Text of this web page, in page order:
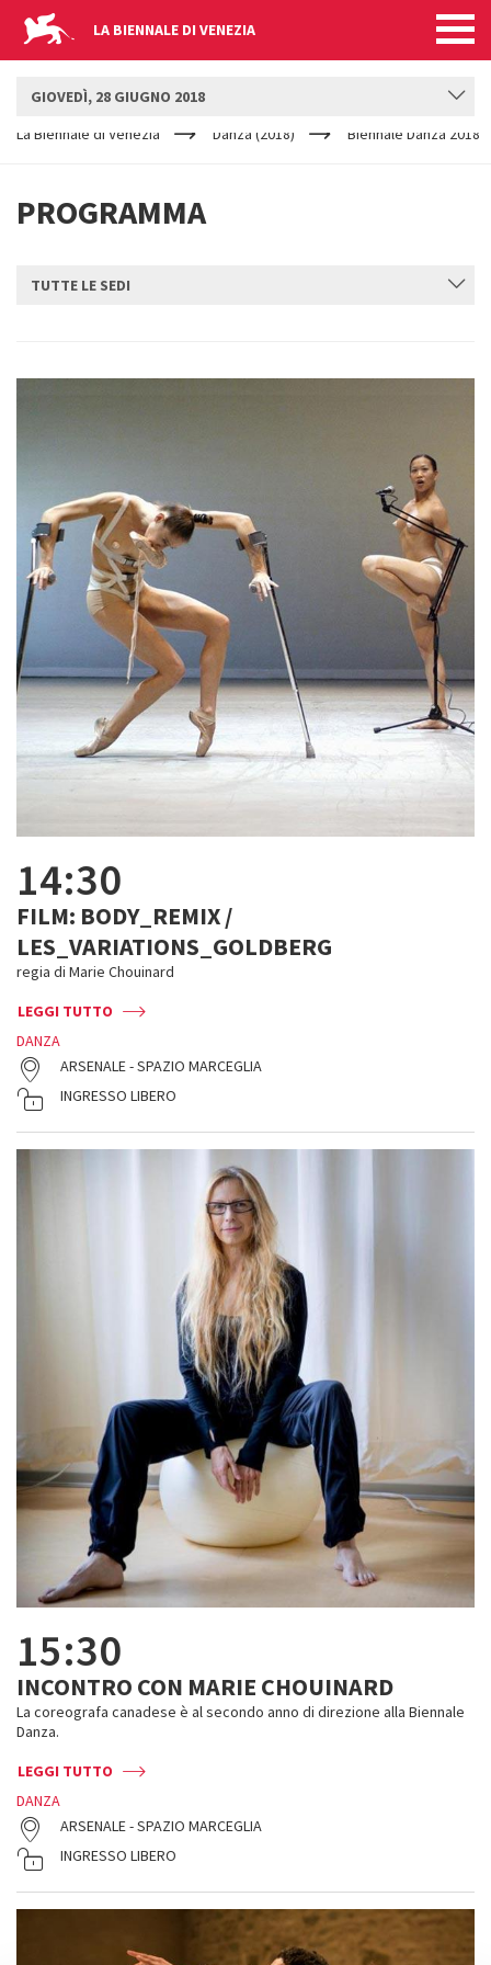
LA BIENNALE DI VENEZIA
ARE
La Biennale di Venezia Danza (2018) Biennale Danza 2018
PROGRAMMA
GIOVEDÌ, 28 GIUGNO 2018
TUTTE LE SEDI
14:30
FILM: BODY_REMIX /
LES_VARIATIONS_GOLDBERG
regia di Marie Chouinard
LEGGI TUTTO
DANZA
ARSENALE - SPAZIO MARCEGLIA
INGRESSO LIBERO
15:30
INCONTRO CON MARIE CHOUINARD
La coreografa canadese è al secondo anno di direzione alla Biennale
Danza.
LEGGI TUTTO
DANZA
ARSENALE - SPAZIO MARCEGLIA
INGRESSO LIBERO